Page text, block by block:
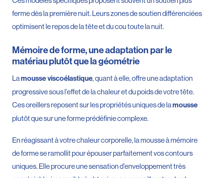
ferme dès la première nuit. Leurs zones de soutien différenciées
optimisent le repos de la tête et du cou toute la nuit.
Mémoire de forme, une adaptation par le
matériau plutôt que la géométrie
Lamousse viscoélastique, quant à elle, offre une adaptation
progressive sous l’effet de la chaleur et du poids de votre tête.
Ces oreillers reposent sur les propriétés uniques de lamousse
plutôt que sur une forme prédéfinie complexe.
En réagissant à votre chaleur corporelle, la mousse à mémoire
de forme se ramollit pour épouser parfaitement vos contours
uniques. Elle procure une sensation d’enveloppement très